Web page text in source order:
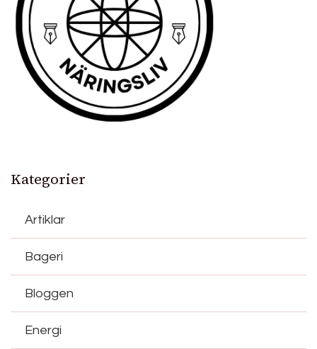
Kategorier
Artiklar
Bageri
Bloggen
Energi